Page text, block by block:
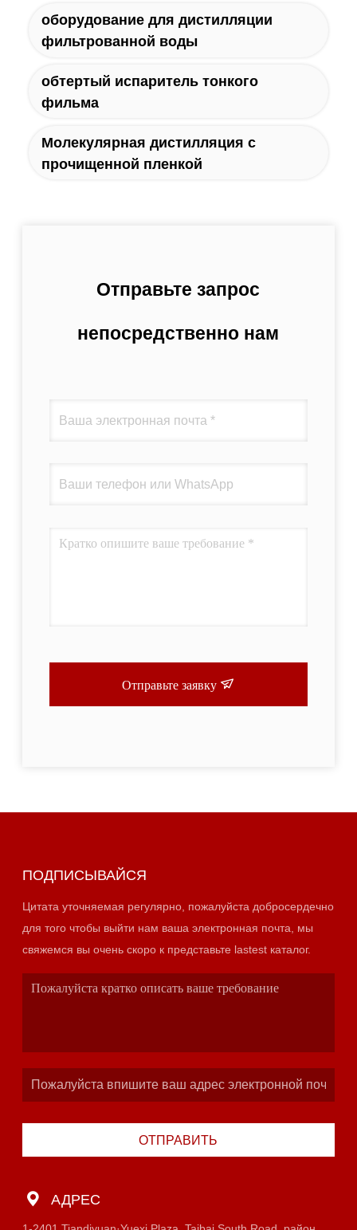
оборудование для дистилляции
фильтрованной воды
обтертый испаритель тонкого
фильма
Молекулярная дистилляция с
прочищенной пленкой
Отправьте запрос
непосредственно нам
Отправьте заявку
ПОДПИСЫВАЙСЯ
Цитата уточняемая регулярно, пожалуйста добросердечно
для того чтобы выйти нам ваша электронная почта, мы
свяжемся вы очень скоро к представьте lastest каталог.
ОТПРАВИТЬ
АДРЕС